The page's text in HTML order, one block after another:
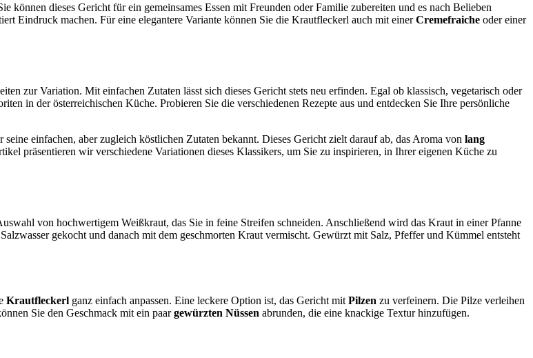
können dieses Gericht für ein gemeinsames Essen mit Freunden oder Familie zubereiten und es nach Belieben
Eindruck machen. Für eine elegantere Variante können Sie die Krautfleckerl auch mit einerCremefraiche oder einer
zur Variation. Mit einfachen Zutaten lässt sich dieses Gericht stets neu erfinden. Egal ob klassisch, vegetarisch oder
in der österreichischen Küche. Probieren Sie die verschiedenen Rezepte aus und entdecken Sie Ihre persönliche
einfachen, aber zugleich köstlichen Zutaten bekannt. Dieses Gericht zielt darauf ab, das Aroma von lang
präsentieren wir verschiedene Variationen dieses Klassikers, um Sie zu inspirieren, in Ihrer eigenen Küche zu
von hochwertigem Weißkraut, das Sie in feine Streifen schneiden. Anschließend wird das Kraut in einer Pfanne
gekocht und danach mit dem geschmorten Kraut vermischt. Gewürzt mit Salz, Pfeffer und Kümmel entsteht
Krautfleckerl ganz einfach anpassen. Eine leckere Option ist, das Gericht mit Pilzen zu verfeinern. Die Pilze verleihen
Sie den Geschmack mit ein paargewürzten Nüssen abrunden, die eine knackige Textur hinzufügen.